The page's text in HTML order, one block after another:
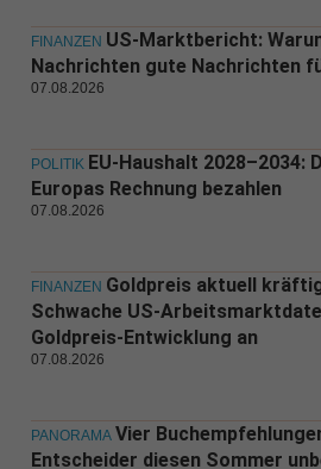
FINANZEN US-Marktbericht:
Nachrichten gute Nachrichten
07.08.2026
POLITIK EU-Haushalt 2028–2034:
Europas Rechnung bezahlen
07.08.2026
FINANZEN Goldpreis aktuell
Schwache US-
Goldpreis-Entwicklung an
07.08.2026
PANORAMA Vier
Entscheider diesen Sommer